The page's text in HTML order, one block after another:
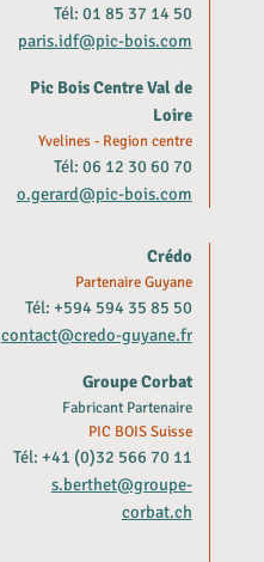
Tél: 01 85 37 14 50
paris.idf@pic-bois.com
Pic Bois Centre Val de
Loire
Yvelines - Region centre
Tél: 06 12 30 60 70
o.gerard@pic-bois.com
Crédo
Partenaire Guyane
Tél: +594 594 35 85 50
contact@credo-guyane.fr
Groupe Corbat
Fabricant Partenaire
PIC BOIS Suisse
Tél: +41 (0)32 566 70 11
s.berthet@groupe-
corbat.ch